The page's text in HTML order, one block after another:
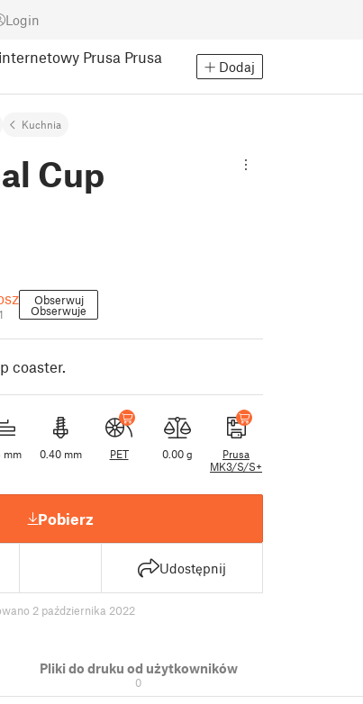
Login
Prusa Prusa
Dodaj
Kuchnia
Cup
Obserwuj
Obserwuje
coaster.
mm 0.40 mm PET 0.00 g
Prusa
MK3/S/S+
Pobierz
Udostępnij
2 października 2022
Pliki do druku od użytkowników
0